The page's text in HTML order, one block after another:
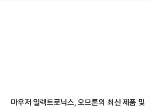
마우저 일렉트로닉스, 오므론의 최신 제품 및